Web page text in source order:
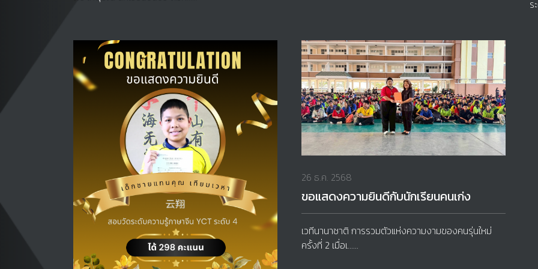
ร
26 ธ.ค. 2568
ขอแสดงความยินดีกับนักเรียนคนเก่ง
เวทีนานาชาติ การรวมตัวแห่งความงามของคนรุ่นใหม่
ครั้งที่ 2 เมื่อเ......